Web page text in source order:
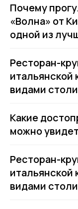
Почему
«Волна» от
одной из
Ресторан-
итальянской
видами
Какие
можно
Ресторан-
итальянской
видами